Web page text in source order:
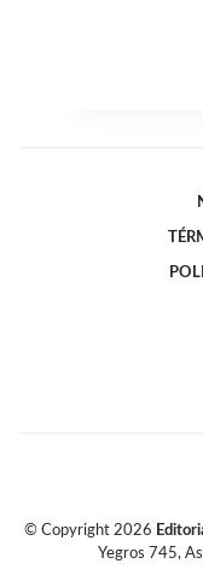
© Copyright 2026
Yegros 745,